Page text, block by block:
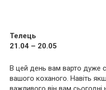
Телець
21.04 – 20.05
В цей день вам варто дуже
вашого коханого. Навіть